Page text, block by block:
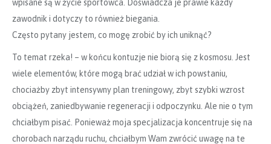
wpisane są w życie sportowca. Doświadcza je prawie każdy
zawodnik i dotyczy to również biegania.
Często pytany jestem, co mogę zrobić by ich uniknąć?
To temat rzeka! – w końcu kontuzje nie biorą się z kosmosu. Jest
wiele elementów, które mogą brać udział w ich powstaniu,
chociażby zbyt intensywny plan treningowy, zbyt szybki wzrost
obciążeń, zaniedbywanie regeneracji i odpoczynku. Ale nie o tym
chciałbym pisać. Ponieważ moja specjalizacja koncentruje się na
chorobach narządu ruchu, chciałbym Wam zwrócić uwagę na te